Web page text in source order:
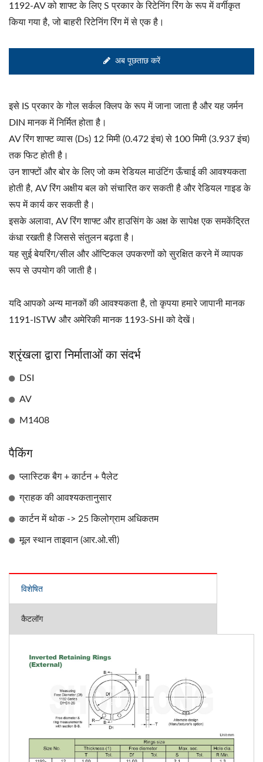
1192-AV को शाफ्ट के लिए S प्रकार के रिटेनिंग रिंग के रूप में वर्गीकृत
किया गया है, जो बाहरी रिटेनिंग रिंग में से एक है।
अब पूछताछ करें
इसे IS प्रकार के गोल सर्कल क्लिप के रूप में जाना जाता है और यह जर्मन
DIN मानक में निर्मित होता है।
AV रिंग शाफ्ट व्यास (Ds) 12 मिमी (0.472 इंच) से 100 मिमी (3.937 इंच)
तक फिट होती है।
उन शाफ्टों और बोर के लिए जो कम रेडियल माउंटिंग ऊँचाई की आवश्यकता
होती है, AV रिंग अक्षीय बल को संचारित कर सकती है और रेडियल गाइड के
रूप में कार्य कर सकती है।
इसके अलावा, AV रिंग शाफ्ट और हाउसिंग के अक्ष के सापेक्ष एक समकेंद्रित
कंधा रखती है जिससे संतुलन बढ़ता है।
यह सुई बेयरिंग/सील और ऑप्टिकल उपकरणों को सुरक्षित करने में व्यापक
रूप से उपयोग की जाती है।
यदि आपको अन्य मानकों की आवश्यकता है, तो कृपया हमारे जापानी मानक
1191-ISTW और अमेरिकी मानक 1193-SHI को देखें।
श्रृंखला द्वारा निर्माताओं का संदर्भ
DSI
AV
M1408
पैकिंग
प्लास्टिक बैग + कार्टन + पैलेट
ग्राहक की आवश्यकतानुसार
कार्टन में थोक -> 25 किलोग्राम अधिकतम
मूल स्थान ताइवान (आर.ओ.सी)
विशेषित
कैटलॉग